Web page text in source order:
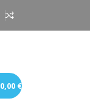
0,00 €